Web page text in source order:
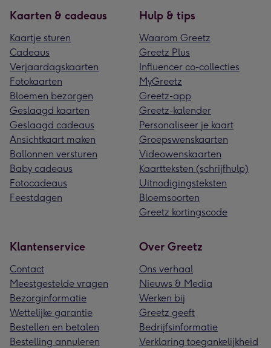
Kaarten & cadeaus
Kaartje sturen
Cadeaus
Verjaardagskaarten
Fotokaarten
Bloemen bezorgen
Geslaagd kaarten
Geslaagd cadeaus
Ansichtkaart maken
Ballonnen versturen
Baby cadeaus
Fotocadeaus
Feestdagen
Hulp & tips
Waarom Greetz
Greetz Plus
Influencer co-collecties
MyGreetz
Greetz-app
Greetz-kalender
Personaliseer je kaart
Groepswenskaarten
Videowenskaarten
Kaartteksten (schrijfhulp)
Uitnodigingsteksten
Bloemsoorten
Greetz kortingscode
Klantenservice
Contact
Meestgestelde vragen
Bezorginformatie
Wettelijke garantie
Bestellen en betalen
Bestelling annuleren
Over Greetz
Ons verhaal
Nieuws & Media
Werken bij
Greetz geeft
Bedrijfsinformatie
Verklaring toegankelijkheid